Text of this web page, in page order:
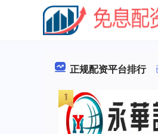
正规配资平台排行